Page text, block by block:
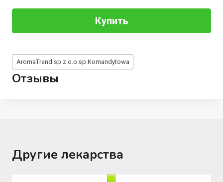
Купить
Метки
записи:
AromaTrend sp z.o.o.sp.Komandytowa
Отзывы
Другие лекарства